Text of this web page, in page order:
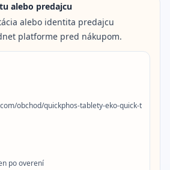
alebo predajcu
alebo identita predajcu
platforme pred nákupom.
obchod/quickphos-tablety-eko-quick-t
po overení